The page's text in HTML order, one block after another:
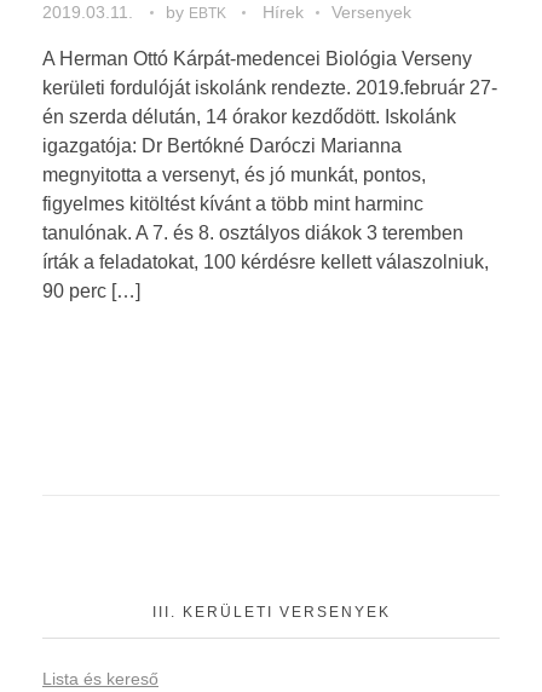
2019.03.11. by EBTK Hírek Versenyek
A Herman Ottó Kárpát-medencei Biológia Verseny
kerületi fordulóját iskolánk rendezte. 2019.február 27-
én szerda délután, 14 órakor kezdődött. Iskolánk
igazgatója: Dr Bertókné Daróczi Marianna
megnyitotta a versenyt, és jó munkát, pontos,
figyelmes kitöltést kívánt a több mint harminc
tanulónak. A 7. és 8. osztályos diákok 3 teremben
írták a feladatokat, 100 kérdésre kellett válaszolniuk,
90 perc […]
III. KERÜLETI VERSENYEK
Lista és kereső